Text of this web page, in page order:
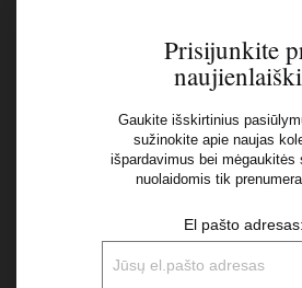
Naujienlaiškis
Aš perskaičiau ir sutinku su
Prisijunkite
Gaukite išskirtinius
sužinokite apie naujas
išpardavimus bei mėgaukitės
nuolaidomis tik
El pašto adresas: